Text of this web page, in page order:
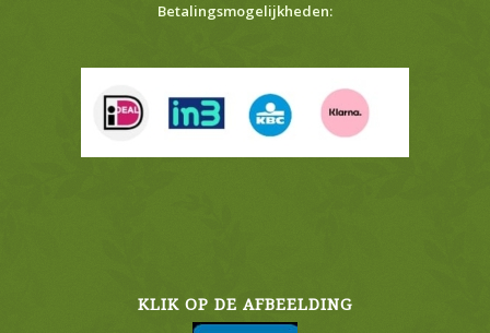
Betalingsmogelijkheden:
KLIK OP DE AFBEELDING